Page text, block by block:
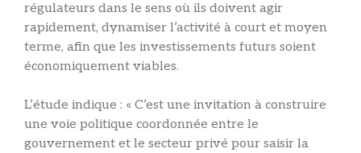
régulateurs dans le sens où ils doivent agir
rapidement, dynamiser l’activité à court et moyen
terme, afin que les investissements futurs soient
économiquement viables.
L’étude indique : « C’est une invitation à construire
une voie politique coordonnée entre le
gouvernement et le secteur privé pour saisir la